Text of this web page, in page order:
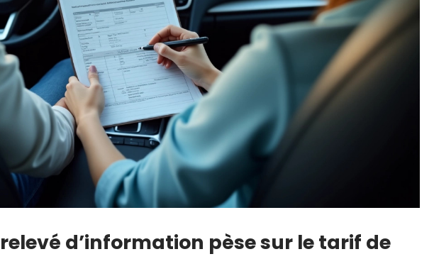
d’information pèse sur le tarif de